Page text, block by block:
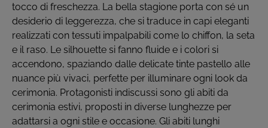
tocco di freschezza. La bella stagione porta con sé un
desiderio di leggerezza, che si traduce in capi eleganti
realizzati con tessuti impalpabili come lo chiffon, la seta
e il raso. Le silhouette si fanno fluide e i colori si
accendono, spaziando dalle delicate tinte pastello alle
nuance più vivaci, perfette per illuminare ogni look da
cerimonia. Protagonisti indiscussi sono gli abiti da
cerimonia estivi, proposti in diverse lunghezze per
adattarsi a ogni stile e occasione. Gli abiti lunghi